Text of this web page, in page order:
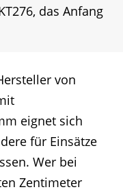
das Anfang
von
eignet sich
für Einsätze
Wer bei
Zentimeter